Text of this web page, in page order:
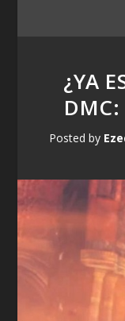
¿YA
DMC:
Posted by